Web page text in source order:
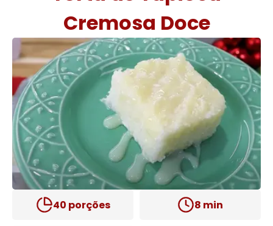
Cremosa Doce
40 porções 8 min